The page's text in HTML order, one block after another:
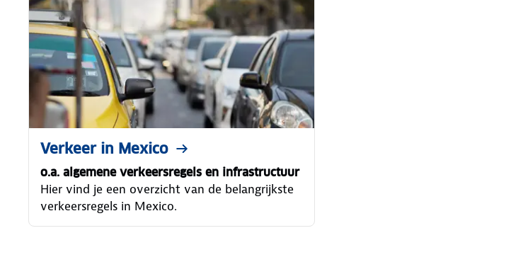
Verkeer in Mexico
o.a. algemene verkeersregels en infrastructuur
Hier vind je een overzicht van de belangrijkste
verkeersregels in Mexico.